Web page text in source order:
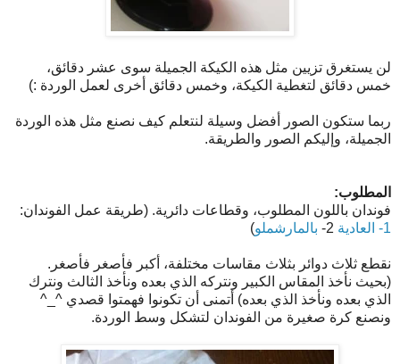
لن يستغرق تزيين مثل هذه الكيكة الجميلة سوى عشر دقائق،
خمس دقائق لتغطية الكيكة، وخمس دقائق أخرى لعمل الوردة :)
ربما ستكون الصور أفضل وسيلة لنتعلم كيف نصنع مثل هذه الوردة
الجميلة، وإليكم الصور والطريقة.
المطلوب:
فوندان باللون المطلوب، وقطاعات دائرية. (طريقة عمل الفوندان:
1- العادية
2- بالمارشملو)
نقطع ثلاث دوائر بثلاث مقاسات مختلفة، أكبر فأصغر فأصغر.
(بحيث نأخذ المقاس الكبير ونتركه الذي بعده ونأخذ الثالث ونترك
الذي بعده ونأخذ الذي بعده) أتمنى أن تكونوا فهمتوا قصدي ^_^
ونصنع كرة صغيرة من الفوندان لتشكل وسط الوردة.